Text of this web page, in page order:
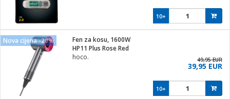
...
i pribor
grla
IP kamere
IP
brave
10+
Nova cijena -20%
Fen za kosu, 1600W
HP11 Plus Rose Red
hoco.
49,95 EUR
39,95 EUR
10+